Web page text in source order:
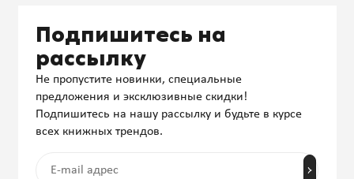
Подпишитесь на
рассылку
Не пропустите новинки, специальные
предложения и эксклюзивные скидки!
Подпишитесь на нашу рассылку и будьте в курсе
всех книжных трендов.